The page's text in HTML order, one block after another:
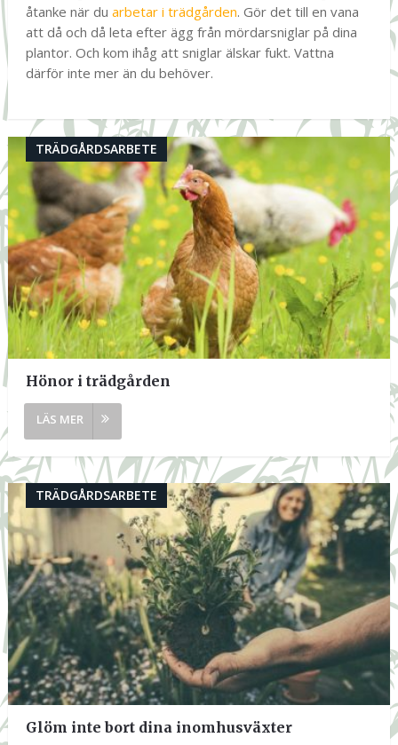
åtanke när du arbetar i trädgården. Gör det till en vana
att då och då leta efter ägg från mördarsniglar på dina
plantor. Och kom ihåg att sniglar älskar fukt. Vattna
därför inte mer än du behöver.
TRÄDGÅRDSARBETE
Hönor i trädgården
TRÄDGÅRDSARBETE
Glöm inte bort dina inomhusväxter